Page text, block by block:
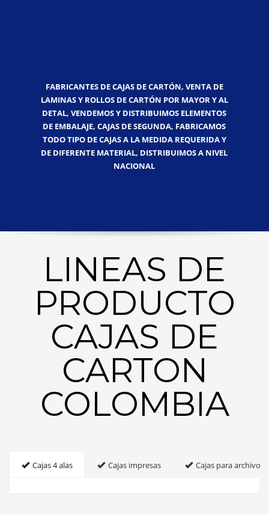
FABRICANTES DE CAJAS DE CARTÓN, VENTA DE
LAMINAS Y ROLLOS DE CARTÓN POR MAYOR Y AL
DETAL, VENDEMOS Y DISTRIBUIMOS ELEMENTOS
DE EMBALAJE, CAJAS DE SEGUNDA, FABRICAMOS
TODO TIPO DE CAJAS A LA MEDIDA REQUERIDA Y
DE DIFERENTE MATERIAL, DISTRIBUIMOS A NIVEL
NACIONAL
LINEAS DE
PRODUCTO
CAJAS DE
CARTON
COLOMBIA
Cajas 4 alas Cajas impresas Cajas para archivo